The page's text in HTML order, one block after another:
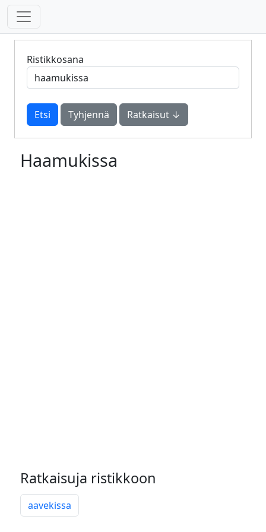
Ristikkosana
Tyhjennä Ratkaisut ↓
Haamukissa
Ratkaisuja ristikkoon
aavekissa